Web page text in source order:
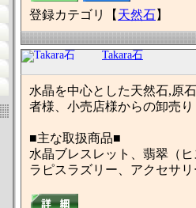
登録カテゴリ【 天然石 】
Takara石
水晶を中心とした天然石,原
者様、小売店様からの卸売
■主な取扱商品■
水晶ブレスレット、翡翠（
ラピスラズリー、アクセサ